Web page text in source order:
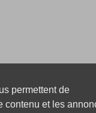
permettent de
contenu et les